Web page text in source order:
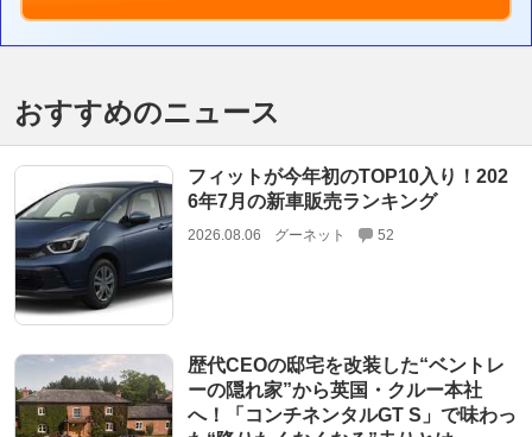
おすすめのニュース
フィットが今年初のTOP10入り！202
6年7月の新車販売ランキング
2026.08.06 グーネット 52
歴代CEOの邸宅を改装した“ベントレ
ーの隠れ家”から英国・クルー本社
へ！「コンチネンタルGT S」で味わっ